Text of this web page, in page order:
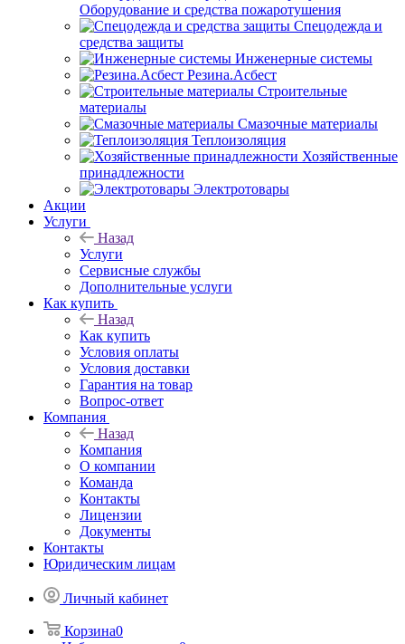
Оборудование и средства пожаротушения
Спецодежда и
средства защиты
Инженерные системы
Резина.Асбест
Строительные
материалы
Смазочные материалы
Теплоизоляция
Хозяйственные
принадлежности
Электротовары
Акции
Услуги
Назад
Услуги
Сервисные службы
Дополнительные услуги
Как купить
Назад
Как купить
Условия оплаты
Условия доставки
Гарантия на товар
Вопрос-ответ
Компания
Назад
Компания
О компании
Команда
Контакты
Лицензии
Документы
Контакты
Юридическим лицам
Личный кабинет
Корзина0